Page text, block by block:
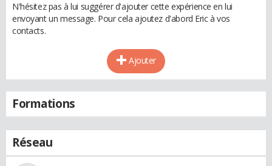
N'hésitez pas à lui suggérer d'ajouter cette expérience en lui
envoyant un message. Pour cela ajoutez d'abord Eric à vos
contacts.
Ajouter
Formations
Réseau